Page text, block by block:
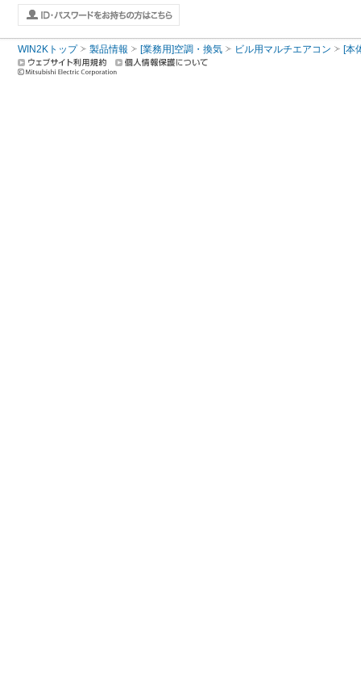
WIN2Kトップ 製品情報 [業務用]空調・換気 ビル用マルチエアコン [本